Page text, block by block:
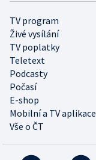
TV program
Živé vysílání
TV poplatky
Teletext
Podcasty
Počasí
E-shop
Mobilní a TV aplikace
Vše o ČT